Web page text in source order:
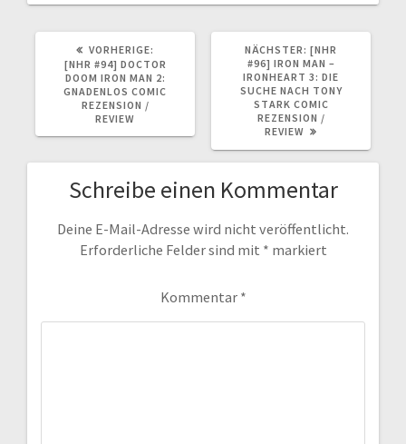
VORHERIGE:
BEITRAG:
[NHR #94] DOCTOR
DOOM IRON MAN 2:
GNADENLOS COMIC
REZENSION /
REVIEW
NÄCHSTER: NÄCHSTER
BEITRAG:
[NHR
#96] IRON MAN –
IRONHEART 3: DIE
SUCHE NACH TONY
STARK COMIC
REZENSION /
REVIEW
Schreibe einen Kommentar
Deine E-Mail-Adresse wird nicht veröffentlicht.
Erforderliche Felder sind mit * markiert
Kommentar *